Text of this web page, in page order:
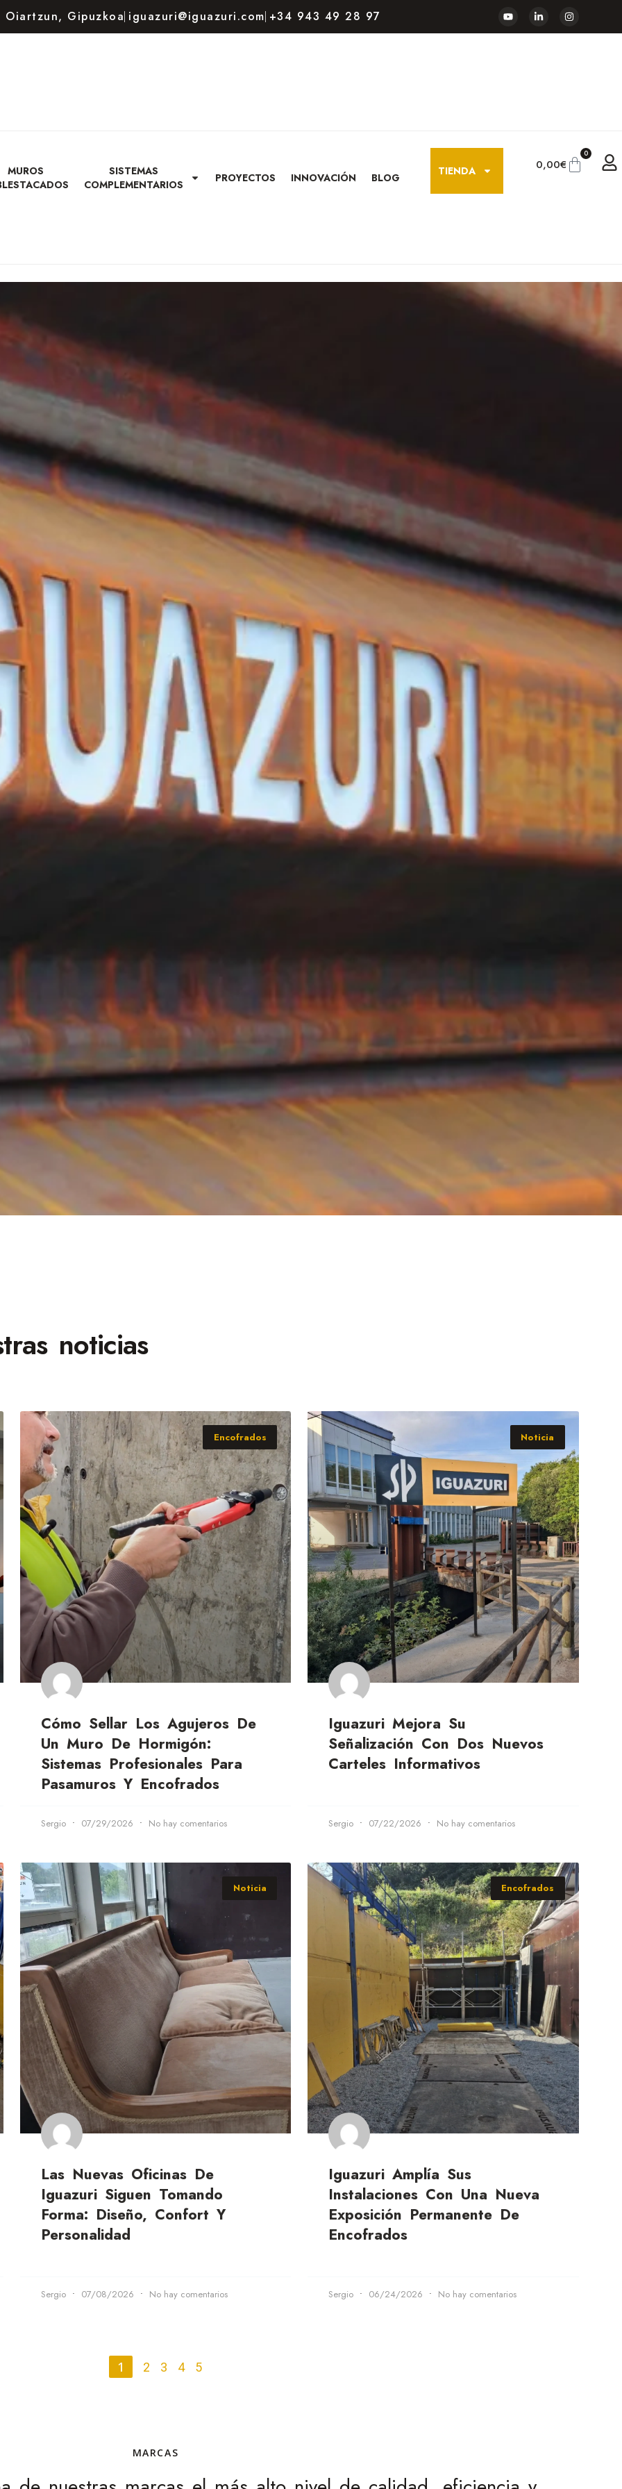
Gipuzkoa iguazuri@iguazuri.com +34 943 49 28 97
MUROS
SISTEMAS
COMPLEMENTARIOS
PROYECTOS INNOVACIÓN BLOG TIENDA 0,00€
0
noticias
Encofrados
Cómo Sellar Los Agujeros De
Un Muro De Hormigón:
Sistemas Profesionales Para
Pasamuros Y Encofrados
Sergio 07/29/2026 No hay comentarios
Noticia
Iguazuri Mejora Su
Señalización Con Dos Nuevos
Carteles Informativos
Sergio 07/22/2026 No hay comentarios
Noticia
Las Nuevas Oficinas De
Iguazuri Siguen Tomando
Forma: Diseño, Confort Y
Personalidad
Sergio 07/08/2026 No hay comentarios
Encofrados
Iguazuri Amplía Sus
Instalaciones Con Una Nueva
Exposición Permanente De
Encofrados
Sergio 06/24/2026 No hay comentarios
1 2 3 4 5
MARCAS